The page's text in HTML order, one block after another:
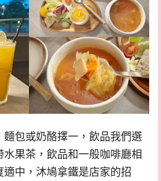
包或奶酪擇一，飲品我們選
果茶，飲品和一般咖啡廳相
適中，沐鳩拿鐵是店家的招